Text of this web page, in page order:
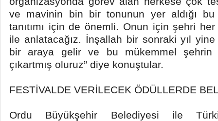
ve mavinin bin bir tonunun yer aldığı bu
tanıtımı için de önemli. Onun için şehri
ile anlatacağız. İnşallah bir sonraki yıl
bir araya gelir ve bu mükemmel şehrin
çıkartmış oluruz” diye konuştular.
FESTİVALDE VERİLECEK ÖDÜLLERDE
Ordu Büyükşehir Belediyesi ile